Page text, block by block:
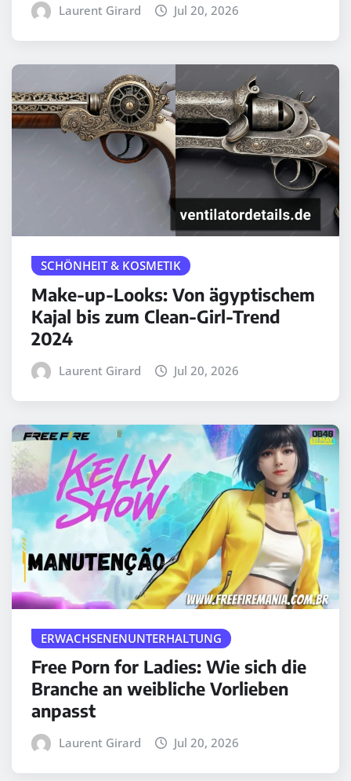
Laurent Girard Jul 20, 2026
SCHÖNHEIT & KOSMETIK
Make-up-Looks: Von ägyptischem
Kajal bis zum Clean-Girl-Trend
2024
Laurent Girard Jul 20, 2026
ERWACHSENENUNTERHALTUNG
Free Porn for Ladies: Wie sich die
Branche an weibliche Vorlieben
anpasst
Laurent Girard Jul 20, 2026